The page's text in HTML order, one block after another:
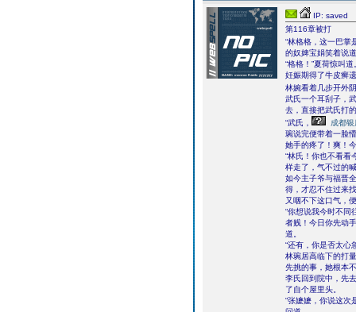
IP: saved
第116章被打
“林格格，这一巴掌
的奴婢宝娟笑着说
“格格！”夏荷惊叫道
妊娠期得了牛皮癣
林婉看着几步开外
武氏一个耳刮子，
去，直接把武氏打
“武氏，
成都
琬说完便带着一脸
她手的疼了！爽！
“林氏！你也不看看
样走了，气不过的
如今主子爷与福晋
得，才忍不住过来
又咽不下这口气，
“你想说我今时不同
者贱！今日你先动
道。
“还有，你是否太心
林琬居高临下的打
先挑的事，她根本
李氏回到院中，先
了自个屋里头。
“张嬷嬷，你说这次